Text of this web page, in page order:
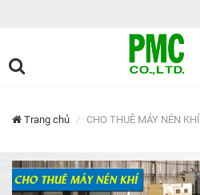
Trang chủ CHO THUÊ MÁY NÉN KHÍ